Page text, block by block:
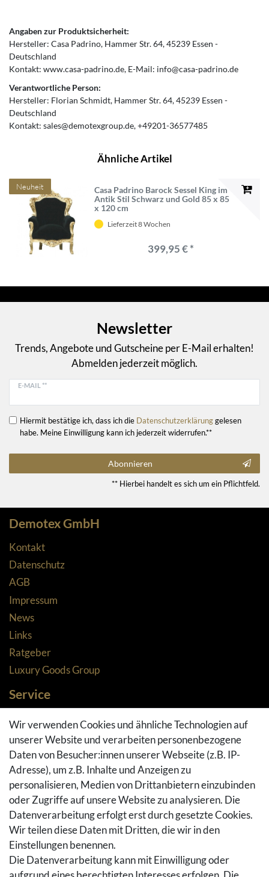
Angaben zur Produktsicherheit:
Hersteller: Casa Padrino Hammer Str.64 45239 Essen
Deutschland
Kontakt: www.casa-padrino.de E-Mail: info@casa-padrino.de
Verantwortliche Person:
Hersteller: Florian Schmidt Hammer Str.64 45239 Essen
Deutschland
Kontakt: sales@demotexgroup.de +49201-36577485
Ähnliche Artikel
Neuheit
Casa Padrino Barock Sessel King im
Antik Stil Schwarz und Gold 85 x 85
x 120 cm
Lieferzeit 8 Wochen
399,95 € *
Newsletter
Trends, Angebote und Gutscheine per E-Mail erhalten!
Abmelden jederzeit möglich.
E-MAIL **
Hiermit bestätige ich, dass ich die Daten­schutz­erklärunggelesen
habe. Meine Einwilligung kann ich jederzeit widerrufen.**
Abonnieren
** Hierbei handelt es sich um ein Pflichtfeld.
Demotex GmbH
Kontakt
Datenschutz
AGB
Impressum
News
Links
Ratgeber
Luxury Goods Group
Service
Zahlungsarten
Versandarten & -kosten
Widerrufsrecht
Rückgaberecht
Vertrag widerrufen
Warenkorb
Hilfe
Social Media
Facebook
Wir verwenden Cookies und ähnliche Technologien auf
unserer Website und verarbeiten personenbezogene
Daten von Besucher:innen unserer Webseite (z.B. IP-
Adresse), um z.B. Inhalte und Anzeigen zu
personalisieren, Medien von Drittanbietern einzubinden
oder Zugriffe auf unsere Website zu analysieren. Die
Datenverarbeitung erfolgt erst durch gesetzte Cookies.
Wir teilen diese Daten mit Dritten, die wir in den
Einstellungen benennen.
Die Datenverarbeitung kann mit Einwilligung oder